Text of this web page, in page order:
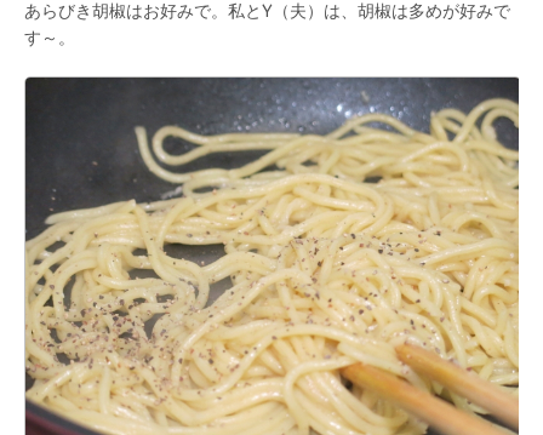
あらびき胡椒はお好みで。私とY（夫）は、胡椒は多めが好みで
す～。